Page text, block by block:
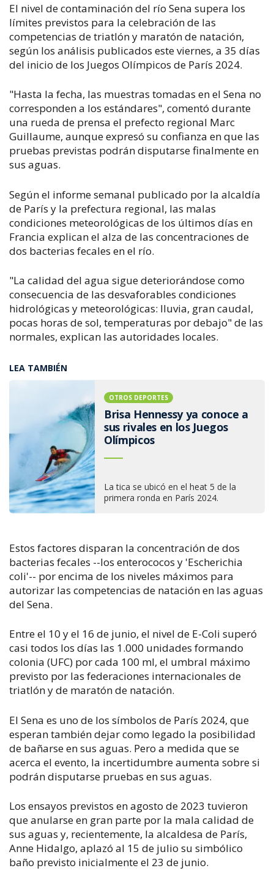
El nivel de contaminación del río Sena supera los
límites previstos para la celebración de las
competencias de triatlón y maratón de natación,
según los análisis publicados este viernes, a 35 días
del inicio de los Juegos Olímpicos de París 2024.
"Hasta la fecha, las muestras tomadas en el Sena no
corresponden a los estándares", comentó durante
una rueda de prensa el prefecto regional Marc
Guillaume, aunque expresó su confianza en que las
pruebas previstas podrán disputarse finalmente en
sus aguas.
Según el informe semanal publicado por la alcaldía
de París y la prefectura regional, las malas
condiciones meteorológicas de los últimos días en
Francia explican el alza de las concentraciones de
dos bacterias fecales en el río.
"La calidad del agua sigue deteriorándose como
consecuencia de las desvaforables condiciones
hidrológicas y meteorológicas: lluvia, gran caudal,
pocas horas de sol, temperaturas por debajo" de las
normales, explican las autoridades locales.
LEA TAMBIÉN
OTROS DEPORTES
Brisa Hennessy ya conoce a
sus rivales en los Juegos
Olímpicos
La tica se ubicó en el heat 5 de la
primera ronda en París 2024.
Estos factores disparan la concentración de dos
bacterias fecales --los enterococos y 'Escherichia
coli'-- por encima de los niveles máximos para
autorizar las competencias de natación en las aguas
del Sena.
Entre el 10 y el 16 de junio, el nivel de E-Coli superó
casi todos los días las 1.000 unidades formando
colonia (UFC) por cada 100 ml, el umbral máximo
previsto por las federaciones internacionales de
triatlón y de maratón de natación.
El Sena es uno de los símbolos de París 2024, que
esperan también dejar como legado la posibilidad
de bañarse en sus aguas. Pero a medida que se
acerca el evento, la incertidumbre aumenta sobre si
podrán disputarse pruebas en sus aguas.
Los ensayos previstos en agosto de 2023 tuvieron
que anularse en gran parte por la mala calidad de
sus aguas y, recientemente, la alcaldesa de París,
Anne Hidalgo, aplazó al 15 de julio su simbólico
baño previsto inicialmente el 23 de junio.